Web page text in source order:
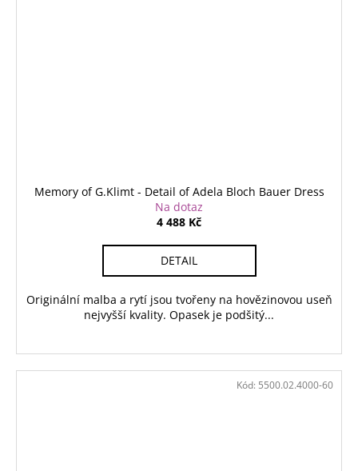
Memory of G.Klimt - Detail of Adela Bloch Bauer Dress
Na dotaz
4 488 Kč
DETAIL
Originální malba a rytí jsou tvořeny na hovězinovou useň
nejvyšší kvality. Opasek je podšitý...
Kód: 5500.02.4000-60